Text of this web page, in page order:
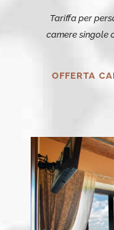
Tariffa per
camere singole
offerta